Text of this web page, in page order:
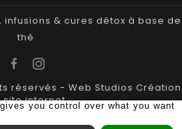
infusions & cures détox à base de
thé
réservés - Web Studios Création
site internet
you control over what you want